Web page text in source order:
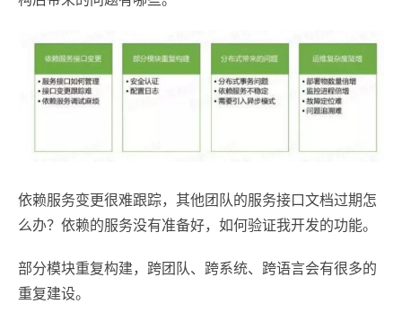
依赖服务变更很难跟踪，其他团队的服务接口文档过期怎
么办？依赖的服务没有准备好，如何验证我开发的功能。
部分模块重复构建，跨团队、跨系统、跨语言会有很多的
重复建设。